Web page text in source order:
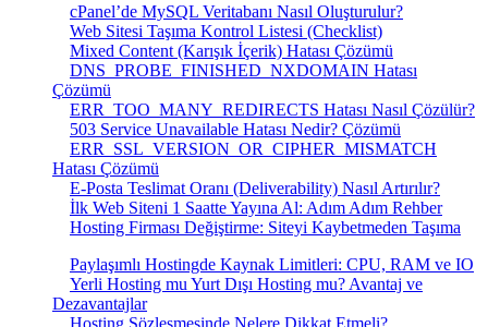
cPanel’de MySQL Veritabanı Nasıl Oluşturulur?
Web Sitesi Taşıma Kontrol Listesi (Checklist)
Mixed Content (Karışık İçerik) Hatası Çözümü
DNS_PROBE_FINISHED_NXDOMAIN Hatası
Çözümü
ERR_TOO_MANY_REDIRECTS Hatası Nasıl Çözülür?
503 Service Unavailable Hatası Nedir? Çözümü
ERR_SSL_VERSION_OR_CIPHER_MISMATCH
Hatası Çözümü
E-Posta Teslimat Oranı (Deliverability) Nasıl Artırılır?
İlk Web Siteni 1 Saatte Yayına Al: Adım Adım Rehber
Hosting Firması Değiştirme: Siteyi Kaybetmeden Taşıma
Paylaşımlı Hostingde Kaynak Limitleri: CPU, RAM ve IO
Yerli Hosting mu Yurt Dışı Hosting mu? Avantaj ve
Dezavantajlar
Hosting Sözleşmesinde Nelere Dikkat Etmeli?